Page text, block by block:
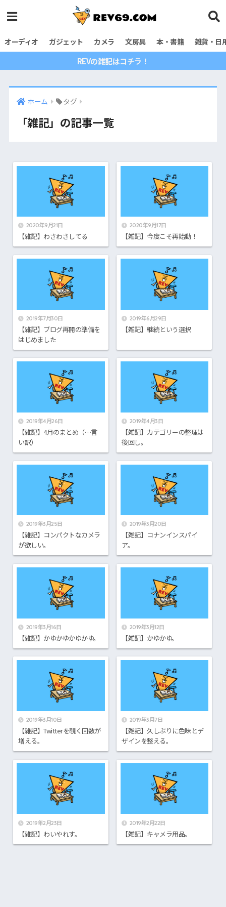
オーディオ ガジェット カメラ 文房具 本・書籍 雑貨・日
REVの雑記はコチラ！
ホーム タグ
「雑記」の記事一覧
2020年9月21日
【雑記】わさわさしてる
2020年9月17日
【雑記】今度こそ再始動！
2019年7月30日
【雑記】ブログ再開の準備を
はじめました
2019年6月29日
【雑記】継続という選択
2019年4月26日
【雑記】4月のまとめ（…言
い訳）
2019年4月3日
【雑記】カテゴリーの整理は
後回し。
2019年3月25日
【雑記】コンパクトなカメラ
が欲しい。
2019年3月20日
【雑記】コナンインスパイ
ア。
2019年3月16日
【雑記】かゆかゆかゆかゆ。
2019年3月12日
【雑記】かゆかゆ。
2019年3月10日
【雑記】Twitterを覗く回数が
増える。
2019年3月7日
【雑記】久しぶりに色味とデ
ザインを整える。
2019年2月23日
【雑記】わいやれす。
2019年2月22日
【雑記】キャメラ用品。